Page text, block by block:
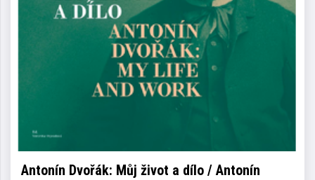
Antonín Dvořák: Můj život a dílo / Antonín